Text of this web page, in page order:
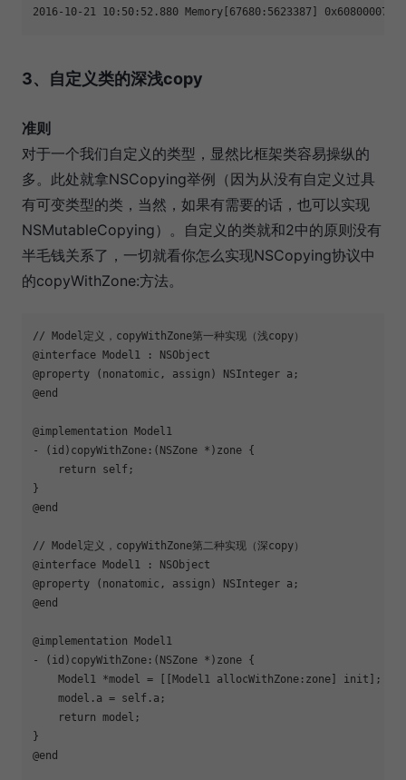
2016-10-21 10:50:52.880 Memory[67680:5623387]
3、自定义类的深浅copy
准则
对于一个我们自定义的类型，显然比框架类容易操纵的
多。此处就拿NSCopying举例（因为从没有自定义过具
有可变类型的类，当然，如果有需要的话，也可以实现
NSMutableCopying）。自定义的类就和2中的原则没有
半毛钱关系了，一切就看你怎么实现NSCopying协议中
的copyWithZone:方法。
// Model定义，copyWithZone第一种实现（浅copy）
@interface Model1 : NSObject
@property (nonatomic, assign) NSInteger a;
@end
@implementation Model1
- (id)copyWithZone:(NSZone *)zone {
    return self;
}
@end
// Model定义，copyWithZone第二种实现（深copy）
@interface Model1 : NSObject
@property (nonatomic, assign) NSInteger a;
@end
@implementation Model1
- (id)copyWithZone:(NSZone *)zone {
    Model1 *model = [[Model1 allocWithZone:zone] init];
    model.a = self.a;
    return model;
}
@end